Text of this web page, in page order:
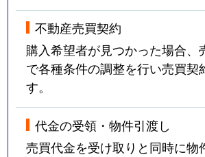
不動産売買契約
購入希望者が見つかった場合、
で各種条件の調整を行い売買契
す。
代金の受領・物件引渡し
売買代金を受け取りと同時に物